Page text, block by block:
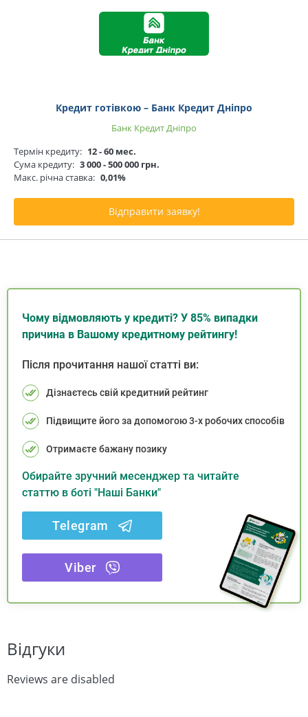
Кредит готівкою – Банк Кредит Дніпро
Банк Кредит Дніпро
Термін кредиту: 12 - 60 мес.
Сума кредиту: 3 000 - 500 000 грн.
Макс. річна ставка: 0,01%
Відправити заявку!
Чому відмовляють у кредиті? У 85% випадки
причина в Вашому кредитному рейтингу!
Після прочитання нашої статті ви:
Дізнаєтесь свій кредитний рейтинг
Підвищите його за допомогою 3-х робочих способів
Отримаєте бажану позику
Обирайте зручний месенджер та читайте
статтю в боті "Наші Банки"
Telegram
Viber
Відгуки
Reviews are disabled